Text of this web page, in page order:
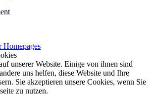
unserer Website. Einige von ihnen sind
uns helfen, diese Website und Ihre
Sie akzeptieren unsere Cookies, wenn Sie
zu nutzen.